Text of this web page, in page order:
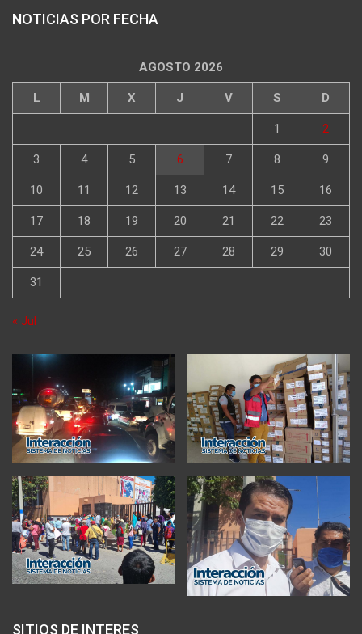
NOTICIAS POR FECHA
AGOSTO 2026
L M X J V S D
1 2
3 4 5 6 7 8 9
10 11 12 13 14 15 16
17 18 19 20 21 22 23
24 25 26 27 28 29 30
31
« Jul
SITIOS DE INTERES